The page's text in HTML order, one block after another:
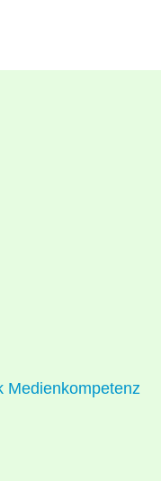
Medienkompetenz